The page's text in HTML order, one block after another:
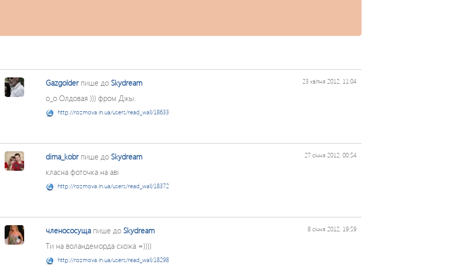
Gazgolderпише до Skydream 23 квітня 2012, 11:04
о_о Олдовая ))) фром Джы.
http://rozmova.in.ua/users/read_wall/18633
dima_kobrпише до Skydream 27 січня 2012, 00:54
класна фоточка на аві
http://rozmova.in.ua/users/read_wall/18372
членососуща пише до Skydream 8 січня 2012, 19:59
Ти на воландеморда схожа =))))
http://rozmova.in.ua/users/read_wall/18298